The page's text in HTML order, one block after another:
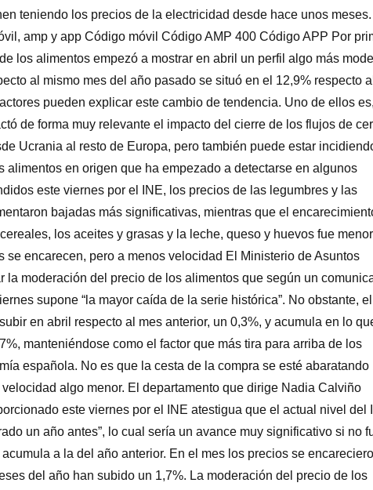
teniendo los precios de la electricidad desde hace unos meses.
amp y app Código móvil Código AMP 400 Código APP Por
los alimentos empezó a mostrar en abril un perfil algo más
al mismo mes del año pasado se situó en el 12,9% respecto al
pueden explicar este cambio de tendencia. Uno de ellos
de forma muy relevante el impacto del cierre de los flujos de
Ucrania al resto de Europa, pero también puede estar
alimentos en origen que ha empezado a detectarse en algunos
este viernes por el INE, los precios de las legumbres y las
bajadas más significativas, mientras que el
los aceites y grasas y la leche, queso y huevos fue
se encarecen, pero a menos velocidad El Ministerio de Asuntos
la moderación del precio de los alimentos que según un
supone “la mayor caída de la serie histórica”. No obstante, el
en abril respecto al mes anterior, un 0,3%, y acumula en lo
manteniéndose como el factor que más tira para arriba de los
española. No es que la cesta de la compra se esté abaratando
algo menor. El departamento que dirige Nadia Calviño
este viernes por el INE atestigua que el actual nivel del
un año antes”, lo cual sería un avance muy significativo si no
a la del año anterior. En el mes los precios se
del año han subido un 1,7%. La moderación del precio de los